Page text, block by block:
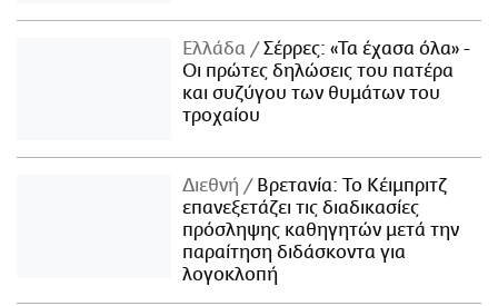
Ελλάδα
Σέρρες: «Τα έχασα όλα» -
Οι πρώτες δηλώσεις του πατέρα
και συζύγου των θυμάτων του
τροχαίου
Διεθνή
Βρετανία: Το Κέιμπριτζ
επανεξετάζει τις διαδικασίες
πρόσληψης καθηγητών μετά την
παραίτηση διδάσκοντα για
λογοκλοπή